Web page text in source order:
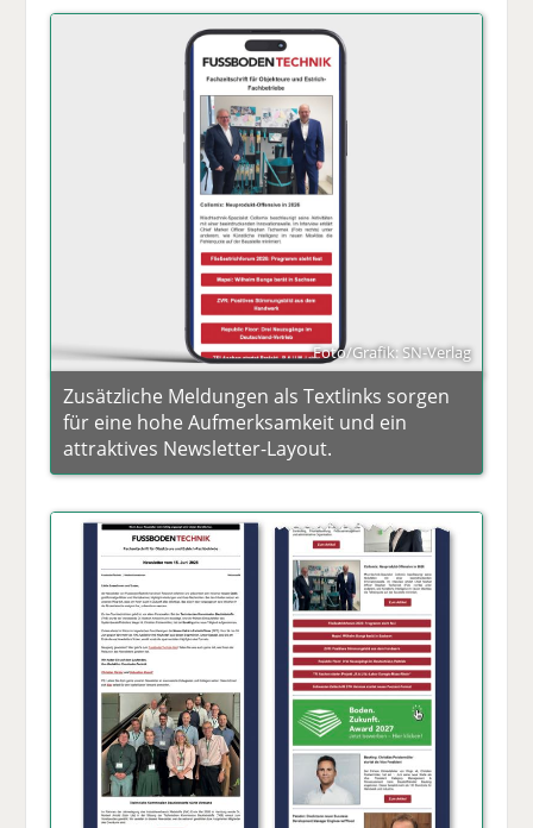
Foto/Grafik: SN-Verlag
Zusätzliche Meldungen als Textlinks sorgen
für eine hohe Aufmerksamkeit und ein
attraktives Newsletter-Layout.